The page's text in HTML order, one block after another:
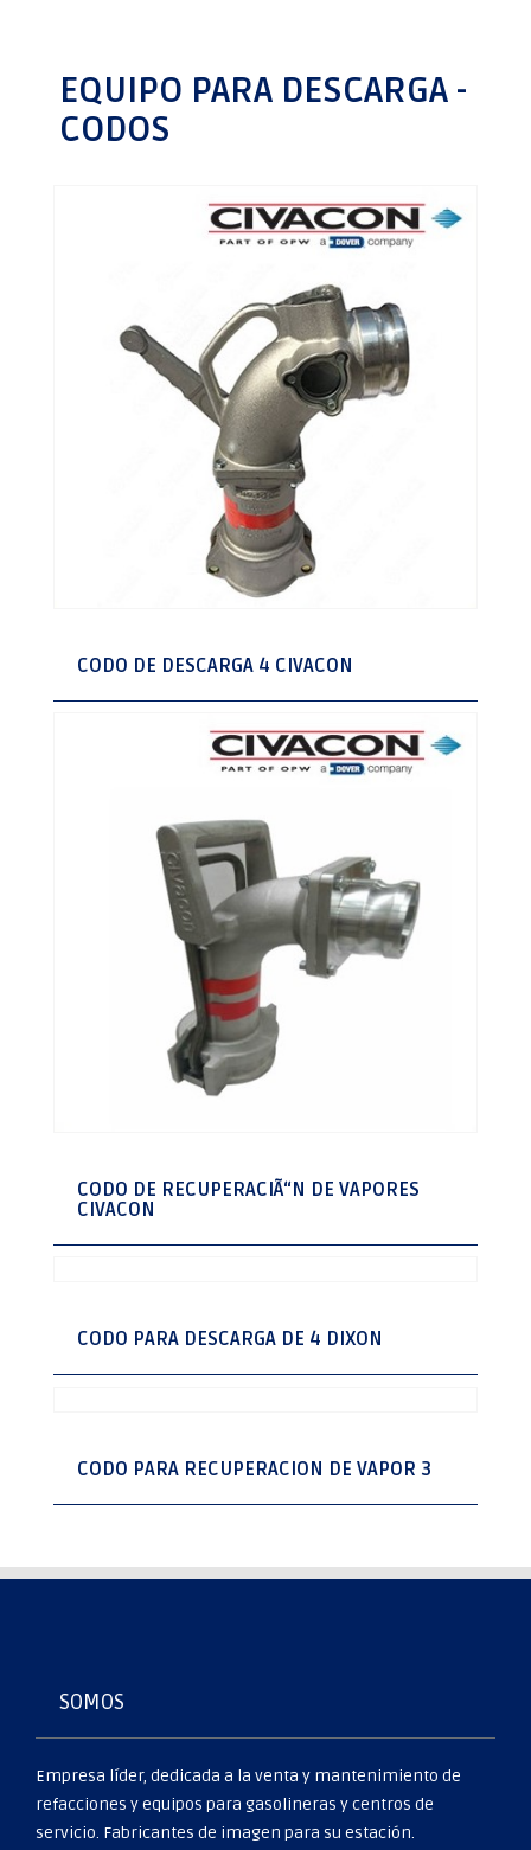
EQUIPO PARA DESCARGA -
CODOS
CODO DE DESCARGA 4 CIVACON
CODO DE RECUPERACIÃ“N DE VAPORES
CIVACON
CODO PARA DESCARGA DE 4 DIXON
CODO PARA RECUPERACION DE VAPOR 3
SOMOS
Empresa líder, dedicada a la venta y mantenimiento de
refacciones y equipos para gasolineras y centros de
servicio. Fabricantes de imagen para su estación.